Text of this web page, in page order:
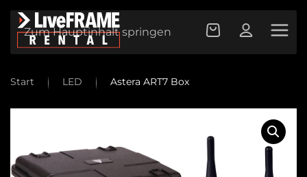
Zum Hauptinhalt springen
Start LED Astera ART7 Box